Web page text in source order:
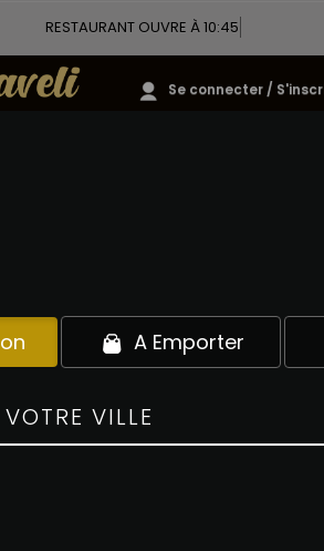
RESTAURANT OUVRE À 10:45
Se connecter /
BOISSONS